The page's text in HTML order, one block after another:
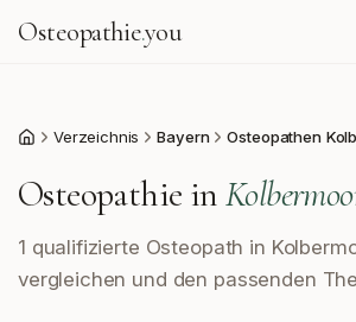
Osteopathie.you
Start Verzeichnis Bayern Osteopathen
Osteopathie in
1 qualifizierte Osteopath in
vergleichen und den passenden